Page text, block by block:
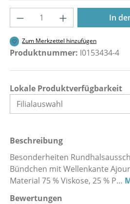
Produkt Anzahl: Gib
In
Zum Merkzettel hinzufügen
Produktnummer: I0153434-4
Lokale Produktverfügbarkeit
Beschreibung
Besonderheiten
Bündchen mit Wellenkante
Material 75 % Viskose, 25 % P…
Bewertungen